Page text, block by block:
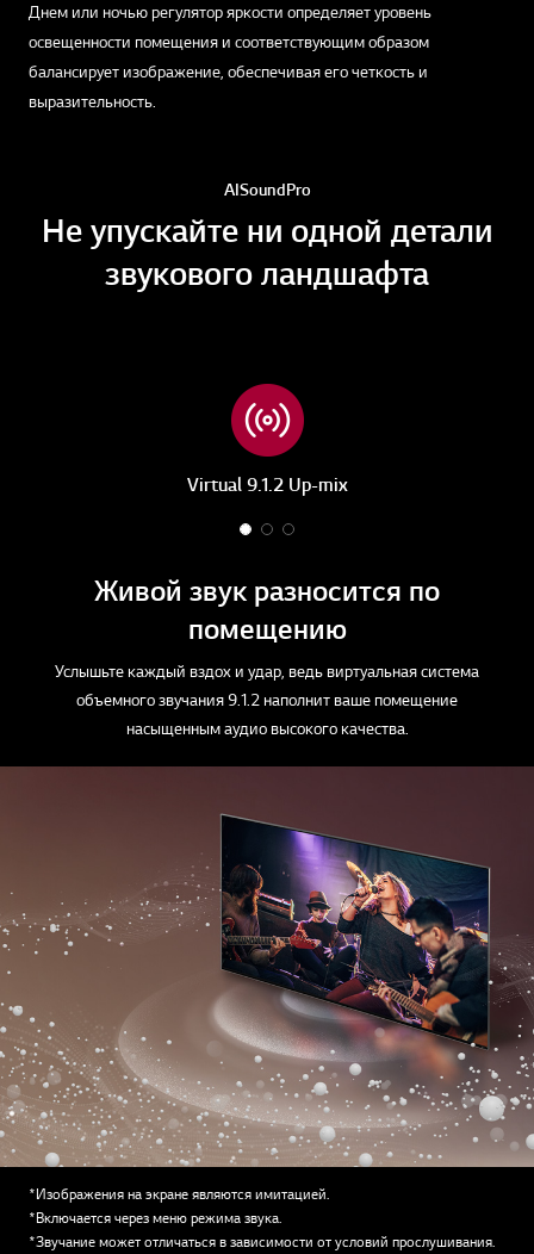
Днем или ночью регулятор яркости определяет уровень
освещенности помещения и соответствующим образом
балансирует изображение, обеспечивая его четкость и
выразительность.
AI Sound Pro
Не упускайте ни одной детали
звукового ландшафта
Virtual 9.1.2 Up-mix
1
f
3
2
f
3
3
f
3
Живой звук разносится по
помещению
Услышьте каждый вздох и удар, ведь виртуальная система
объемного звучания 9.1.2 наполнит ваше помещение
насыщенным аудио высокого качества.
*Изображения на экране являются имитацией.
*Включается через меню режима звука.
*Звучание может отличаться в зависимости от условий прослушивания.